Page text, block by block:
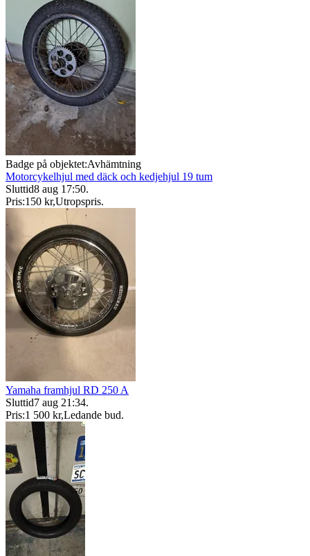
Badge på objektet:Avhämtning
Motorcykelhjul med däck och kedjehjul 19 tum
Sluttid8 aug 17:50.
Pris:150 kr,Utropspris.
Yamaha framhjul RD 250 A
Sluttid7 aug 21:34.
Pris:1 500 kr,Ledande bud.